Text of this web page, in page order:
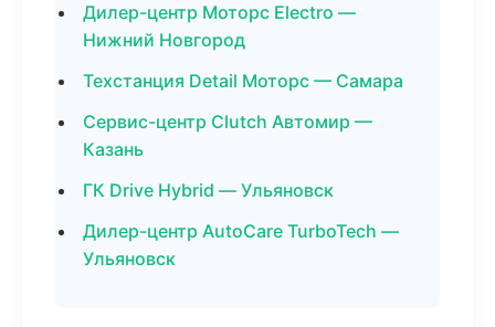
Дилер-центр Моторс Electro —
Нижний Новгород
Техстанция Detail Моторс — Самара
Сервис-центр Clutch Автомир —
Казань
ГК Drive Hybrid — Ульяновск
Дилер-центр AutoCare TurboTech —
Ульяновск